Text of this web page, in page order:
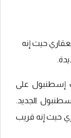
حيث إنه
إسطنبول على
الجديد.
حيث إنه قريب